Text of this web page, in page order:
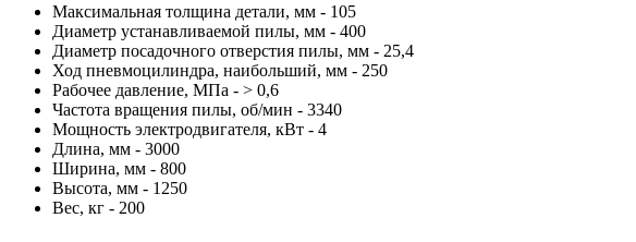
Максимальная толщина детали, мм - 105
Диаметр устанавливаемой пилы, мм - 400
Диаметр посадочного отверстия пилы, мм - 25,4
Ход пневмоцилиндра, наибольший, мм - 250
Рабочее давление, МПа - > 0,6
Частота вращения пилы, об/мин - 3340
Мощность электродвигателя, кВт - 4
Длина, мм - 3000
Ширина, мм - 800
Высота, мм - 1250
Вес, кг - 200